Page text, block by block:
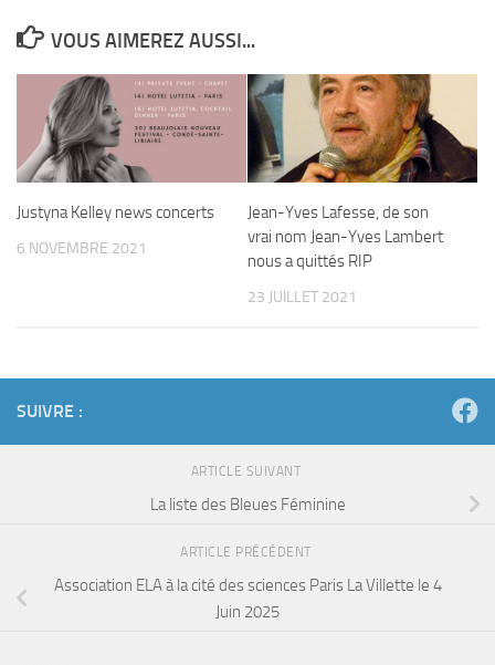
VOUS AIMEREZ AUSSI...
Justyna Kelley news concerts
6 NOVEMBRE 2021
Jean-Yves Lafesse, de son
vrai nom Jean-Yves Lambert
nous a quittés RIP
23 JUILLET 2021
SUIVRE :
ARTICLE SUIVANT
La liste des Bleues Féminine
ARTICLE PRÉCÉDENT
Association ELA à la cité des sciences Paris La Villette le 4
Juin 2025